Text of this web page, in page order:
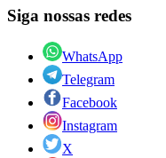
Siga nossas redes
WhatsApp
Telegram
Facebook
Instagram
X